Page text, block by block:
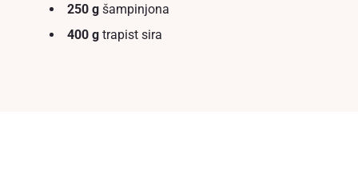
250 gšampinjona
400 gtrapist sira